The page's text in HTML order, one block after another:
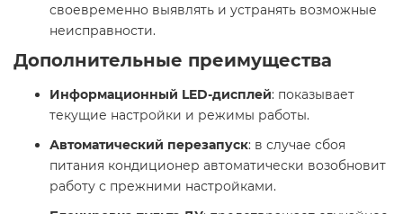
своевременно выявлять и устранять возможные
неисправности. ​
Дополнительные преимущества
Информационный LED-дисплей: показывает
текущие настройки и режимы работы.​
Автоматический перезапуск: в случае сбоя
питания кондиционер автоматически возобновит
работу с прежними настройками.​